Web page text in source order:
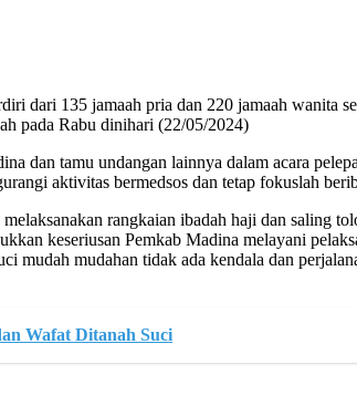
dari 135 jamaah pria dan 220 jamaah wanita
pada Rabu dinihari (22/05/2024)
dan tamu undangan lainnya dalam acara
aktivitas bermedsos dan tetap fokuslah
rangkaian ibadah haji dan
keseriusan Pemkab Madina melayani
mudah mudahan tidak ada kendala dan
Wafat Ditanah Suci